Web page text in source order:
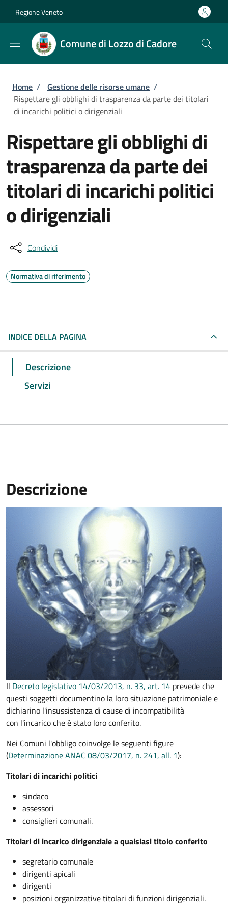
Regione Veneto
Comune di Lozzo di Cadore
Briciole di pane
Home / Gestione delle risorse umane /
Rispettare gli obblighi di trasparenza da parte dei titolari
di incarichi politici o dirigenziali
Rispettare gli obblighi di
trasparenza da parte dei
titolari di incarichi politici
o dirigenziali
Condividi
Normativa di riferimento
INDICE DELLA PAGINA
Descrizione
Servizi
Descrizione
Il Decreto legislativo 14/03/2013, n. 33, art. 14 prevede che
questi soggetti documentino la loro situazione patrimoniale e
dichiarino l'insussistenza di cause di incompatibilità
con l'incarico che è stato loro conferito.
Nei Comuni l'obbligo coinvolge le seguenti figure
(Determinazione ANAC 08/03/2017, n. 241, all. 1):
Titolari di incarichi politici
sindaco
assessori
consiglieri comunali.
Titolari di incarico dirigenziale a qualsiasi titolo conferito
segretario comunale
dirigenti apicali
dirigenti
posizioni organizzative titolari di funzioni dirigenziali.